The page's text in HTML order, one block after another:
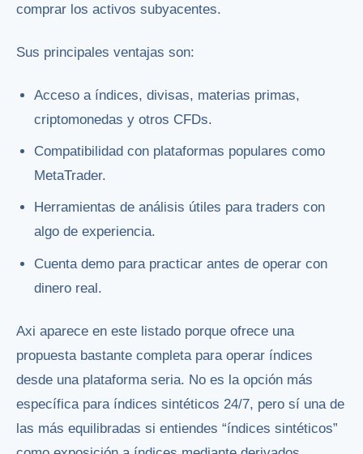
comprar los activos subyacentes.
Sus principales ventajas son:
Acceso a índices, divisas, materias primas,
criptomonedas y otros CFDs.
Compatibilidad con plataformas populares como
MetaTrader.
Herramientas de análisis útiles para traders con
algo de experiencia.
Cuenta demo para practicar antes de operar con
dinero real.
Axi aparece en este listado porque ofrece una
propuesta bastante completa para operar índices
desde una plataforma seria. No es la opción más
específica para índices sintéticos 24/7, pero sí una de
las más equilibradas si entiendes “índices sintéticos”